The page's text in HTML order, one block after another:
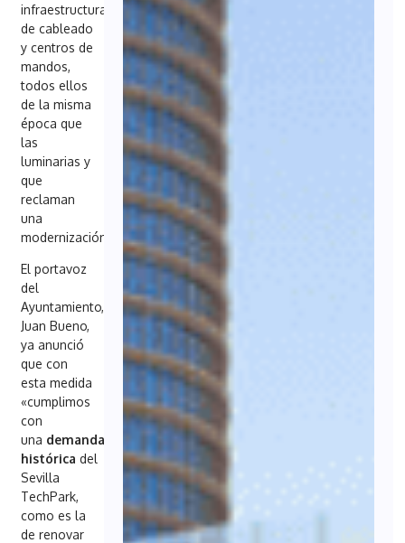
infraestructura
de cableado
y centros de
mandos,
todos ellos
de la misma
época que
las
luminarias y
que
reclaman
una
modernización.
El portavoz
del
Ayuntamiento,
Juan Bueno,
ya anunció
que con
esta medida
«cumplimos
con
una demanda
histórica del
Sevilla
TechPark,
como es la
de renovar